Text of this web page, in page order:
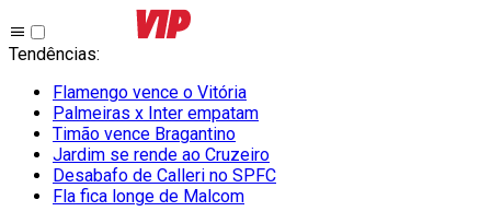
Tendências:
Flamengo vence o Vitória
Palmeiras x Inter empatam
Timão vence Bragantino
Jardim se rende ao Cruzeiro
Desabafo de Calleri no SPFC
Fla fica longe de Malcom